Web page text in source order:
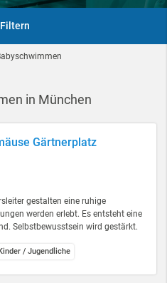
Filtern
in München
Gärtnerplatz
gestalten eine ruhige
werden erlebt. Es entsteht eine
Selbstbewusstsein wird gestärkt.
/ Jugendliche